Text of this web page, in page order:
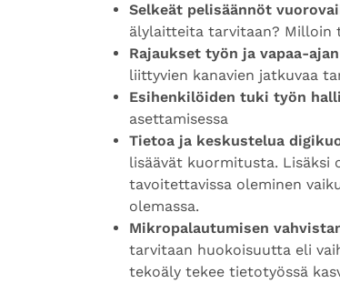
Selkeät pelisäännöt
älylaitteita tarvitaan? Milloin
Rajaukset työn ja vapaa-
liittyvien kanavien jatkuvaa
Esihenkilöiden tuki työn
asettamisessa
Tietoa ja keskustelua
lisäävät kuormitusta.
tavoitettavissa oleminen
olemassa.
Mikropalautumisen
tarvitaan huokoisuutta eli
tekoäly tekee tietotyössä